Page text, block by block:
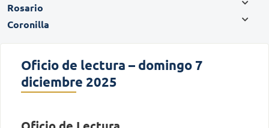
Rosario
Coronilla
Oficio de lectura – domingo 7
diciembre 2025